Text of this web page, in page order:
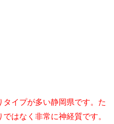
イプが多い静岡県です。た
はなく非常に神経質です。